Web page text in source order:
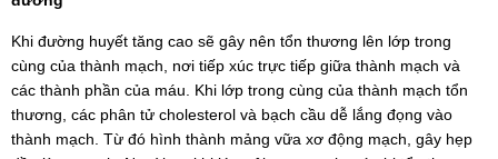
Khi đường huyết tăng cao sẽ gây nên tổn thương lên lớp trong
cùng của thành mạch, nơi tiếp xúc trực tiếp giữa thành mạch và
các thành phần của máu. Khi lớp trong cùng của thành mạch tổn
thương, các phân tử cholesterol và bạch cầu dễ lắng đọng vào
thành mạch. Từ đó hình thành mảng vữa xơ động mạch, gây hẹp